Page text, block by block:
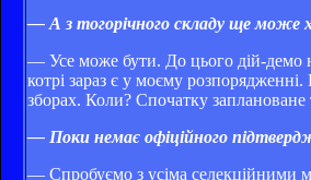
— А з тогорічного складу ще може
— Усе може бути. До цього дій­-демо
котрі зараз є у моєму
зборах. Коли? Спочатку
— Поки немає офіційного
— Спробуємо з усіма селекційними